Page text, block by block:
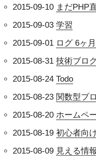
2015-09-10 まだPHP
2015-09-03学習
2015-09-01 ログ 6ヶ
2015-08-31技術ブロ
2015-08-24Todo
2015-08-23 関数型プ
2015-08-20ホームペ
2015-08-19初心者向
2015-08-09 見える情